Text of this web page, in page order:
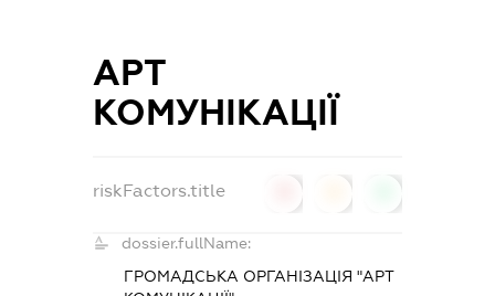
АРТ
КОМУНІКАЦІЇ
riskFactors.title
dossier.fullName:
ГРОМАДСЬКА ОРГАНІЗАЦІЯ "АРТ